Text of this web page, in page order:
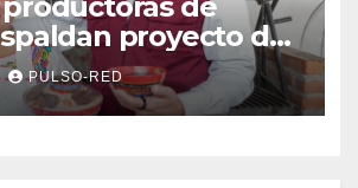
proyecto de
García
Coordinación
Morena
PULSO-RED